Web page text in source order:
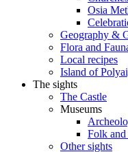
Osia
Geography &
Flora and
Local recipes
Island of
The sights
The Castle
Museums
Folk
Other sights